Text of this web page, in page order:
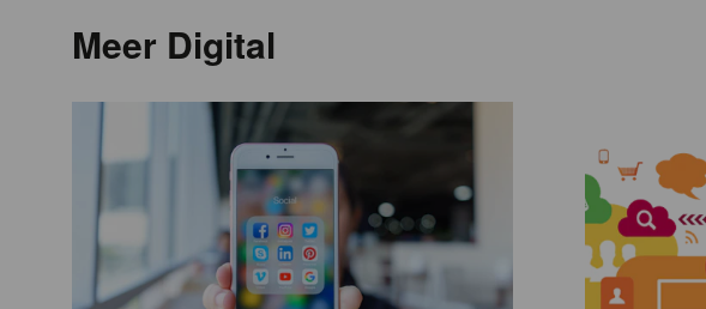
Meer Digital